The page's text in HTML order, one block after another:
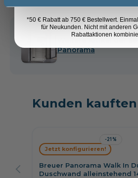
Panorama
Kunden
-21%
Breuer Panorama Walk In
Duschwand alleinstehend
Jetzt konfigurieren!
*50 € Rabatt ab 750 € Bestellwert.
für Neukunden. Nicht mit anderen
Rabattaktionen